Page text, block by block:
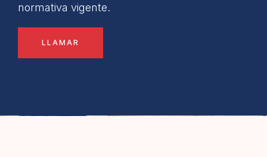
normativa vigente.
LLAMAR